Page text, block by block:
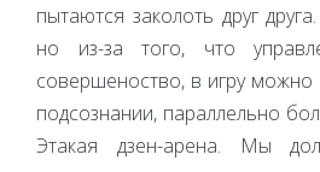
пытаются заколоть друг
но из-за того, что
совершеноство, в игру можно
подсознании, параллельно
Этакая дзен-арена. Мы